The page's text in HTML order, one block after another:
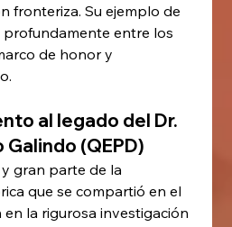
fronteriza. Su ejemplo de
entre los
de honor y
al legado del Dr.
(QEPD)
gran parte de la
que se compartió en el
la rigurosa investigación